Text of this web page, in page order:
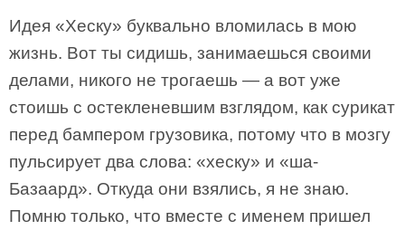
Идея «Хеску» буквально вломилась в мою
жизнь. Вот ты сидишь, занимаешься своими
делами, никого не трогаешь — а вот уже
стоишь с остекленевшим взглядом, как сурикат
перед бампером грузовика, потому что в мозгу
пульсирует два слова: «хеску» и «ша-
Базаард». Откуда они взялись, я не знаю.
Помню только, что вместе с именем пришел